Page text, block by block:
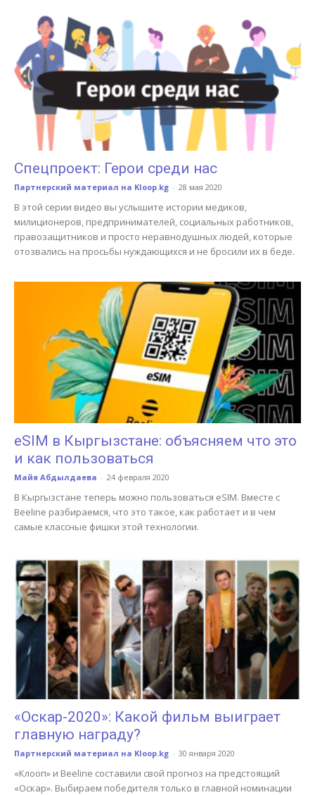
Спецпроект: Герои среди нас
Партнерский материал на Kloop.kg - 28 мая 2020
В этой серии видео вы услышите истории медиков,
милиционеров, предпринимателей, социальных работников,
правозащитников и просто неравнодушных людей, которые
отозвались на просьбы нуждающихся и не бросили их в беде.
eSIM в Кыргызстане: объясняем что это
и как пользоваться
Майя Абдылдаева - 24 февраля 2020
В Кыргызстане теперь можно пользоваться eSIM. Вместе с
Beeline разбираемся, что это такое, как работает и в чем
самые классные фишки этой технологии.
«Оскар-2020»: Какой фильм выиграет
главную награду?
Партнерский материал на Kloop.kg - 30 января 2020
«Клооп» и Beeline составили свой прогноз на предстоящий
«Оскар». Выбираем победителя только в главной номинации